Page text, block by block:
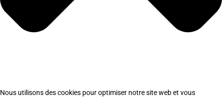
Nous utilisons des cookies pour optimiser notre site web et vous